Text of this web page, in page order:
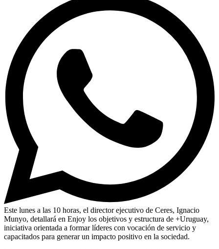
Este lunes a las 10 horas, el director ejecutivo de Ceres, Ignacio
Munyo, detallará en Enjoy los objetivos y estructura de +Uruguay,
iniciativa orientada a formar líderes con vocación de servicio y
capacitados para generar un impacto positivo en la sociedad.